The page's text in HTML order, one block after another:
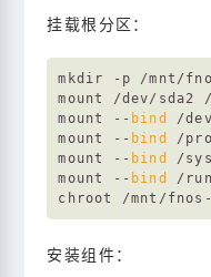
挂载根分区：
mkdir -p /mnt/
mount /dev/
mount -- bind
/
mount -- bind
/
mount -- bind
/
mount -- bind
/
安装组件：